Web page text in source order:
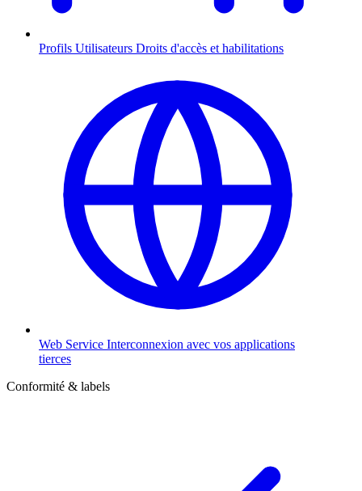
Profils Utilisateurs Droits d'accès et habilitations
Web Service Interconnexion avec vos applications
tierces
Conformité & labels